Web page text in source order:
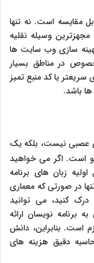
مسابقات فرمول 1 قابل مقایسه است. نه تنها
مجهزترین وسیله نقلیه
سازی وب سایت ها
در مناطق بسیار
سریعتر یا کد منبع تمیز
عصبی نیست، بلکه یک
است. اگر می خواهید
زبان های برنامه
در صورتی که معماری
کنید، می توانید
برنامه نویسان ارائه
است. بنابراین، دانش
دقیق هزینه های